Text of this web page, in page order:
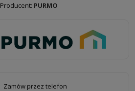
Producent: PURMO
Zamów przez telefon